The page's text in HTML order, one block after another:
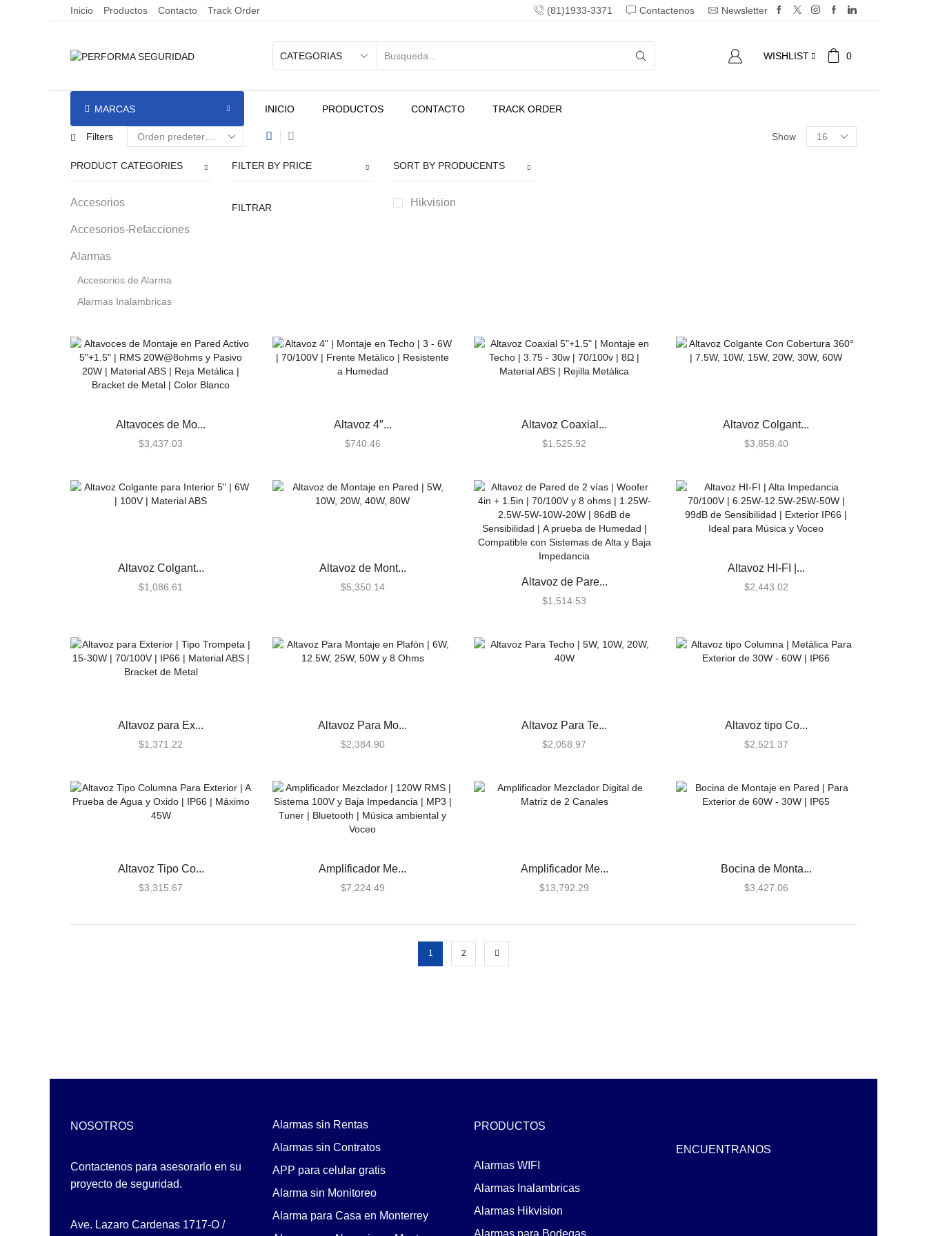
Inicio Productos Contacto Track Order (81)1933-3371 Contactenos Newsletter
WISHLIST 0
MARCAS INICIO PRODUCTOS CONTACTO TRACK ORDER
Filters Show
PRODUCT CATEGORIES
Accesorios
Accesorios-Refacciones
Alarmas
Accesorios de Alarma
Alarmas Inalambricas
Audio
Automatizacion
Accesorios
Botones de Pánico
Estaciones de Jalón
Control de Iluminación
Relevadores WiFi
Termostatos
Centrales de Monitoreo
Comunicadores
Cercas Eléctricas
Contacto Magnético
Fotoeléctricos y
Movimiento para Exterior
Rotura de Vidrios y
FILTER BY PRICE
FILTRAR
SORT BY PRODUCENTS
Hikvision
Altavoces de Mo...
$3,437.03
Altavoz 4″...
$740.46
Altavoz Coaxial...
$1,525.92
Altavoz Colgant...
$3,858.40
Altavoz Colgant...
$1,086.61
Altavoz de Mont...
$5,350.14 Altavoz de Pare...
$1,514.53
Altavoz HI-FI |...
$2,443.02
Altavoz para Ex...
$1,371.22
Altavoz Para Mo...
$2,384.90
Altavoz Para Te...
$2,058.97
Altavoz tipo Co...
$2,521.37
Altavoz Tipo Co...
$3,315.67
Amplificador Me...
$7,224.49
Amplificador Me...
$13,792.29
Bocina de Monta...
$3,427.06
1 2
NOSOTROS
Contactenos para asesorarlo en su
proyecto de seguridad.
Ave. Lazaro Cardenas 1717-O /
Alarmas sin Rentas
Alarmas sin Contratos
APP para celular gratis
Alarma sin Monitoreo
Alarma para Casa en Monterrey
PRODUCTOS
Alarmas WIFI
Alarmas Inalambricas
Alarmas Hikvision
Alarmas para Bodegas
ENCUENTRANOS